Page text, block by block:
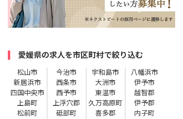
愛媛県の求人を市区町村で絞り込む
松山市 今治市 宇和島市
八幡浜市
新居浜市
西条市 大洲市
伊予市
四国中央市
西予市 東温市
越智郡
上島町
上浮穴郡 久万高原町
伊予郡
松前町
砥部町 喜多郡
内子町